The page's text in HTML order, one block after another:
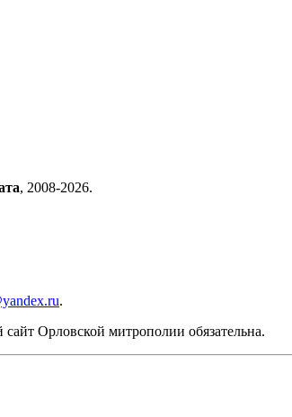
, 2008-2026.
.
Орловской митрополии обязательна.